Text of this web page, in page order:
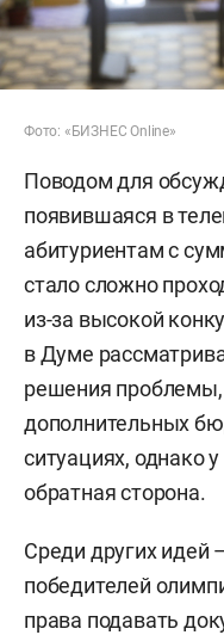
Фото: «БИЗНЕС Online»
Поводом для
появившаяся в
абитуриентам с
стало сложно
из-за высокой
в Думе
решения
дополнительных
ситуациях, однако
обратная сторона.
Среди других идей
победителей
права подавать